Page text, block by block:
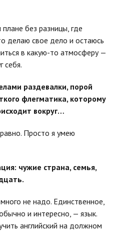
без разницы, где
делаю свое дело и остаюсь
в какую-то атмосферу —
себя.
раздевалки, порой
флегматика, которому
вокруг…
Просто я умею
чужие страна, семья,
не надо. Единственное,
и интересно, — язык.
английский на должном